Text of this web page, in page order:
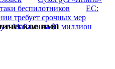
беспилотников
ЕС:
требует срочных мер
в Майами за $1 миллион
имя